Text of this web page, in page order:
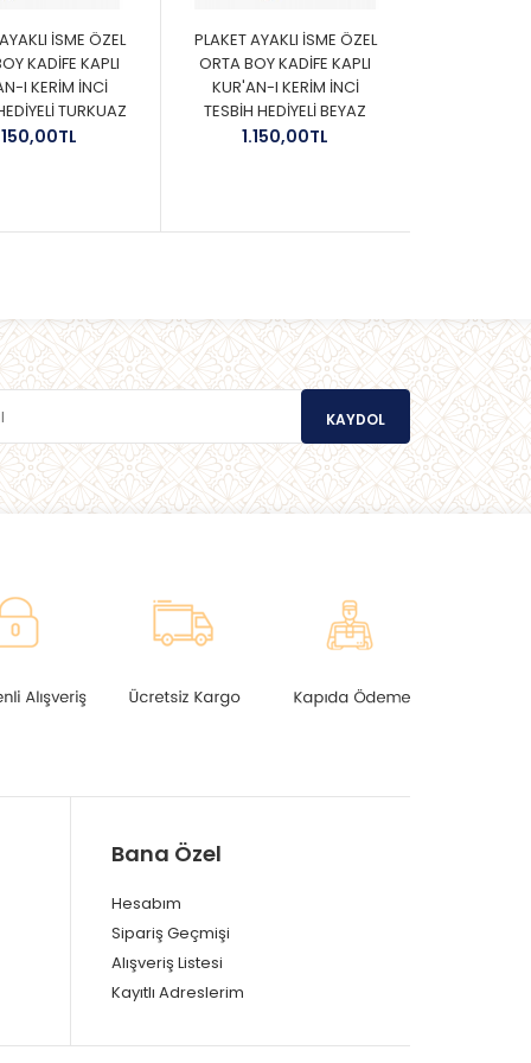
İSME ÖZEL
KADİFE KAPLI
I KERİM İNCİ
TURKUAZ
PLAKET AYAKLI İSME ÖZEL
ORTA BOY KADİFE KAPLI
KUR'AN-I KERİM İNCİ
TESBİH HEDİYELİ BEYAZ
1.150,00TL
KAYDOL
Bana Özel
Hesabım
Sipariş Geçmişi
Alışveriş Listesi
Kayıtlı Adreslerim